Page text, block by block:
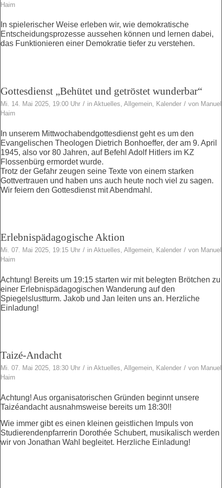
Haim
In spielerischer Weise erleben wir, wie demokratische
Entscheidungsprozesse aussehen können und lernen dabei,
das Funktionieren einer Demokratie tiefer zu verstehen.
Gottesdienst „Behütet und getröstet wunderbar“
Mi. 14. Mai 2025, 19:00 Uhr / in Aktuelles Allgemein Kalender / von Manuel
Haim
In unserem Mittwochabendgottesdienst geht es um den
Evangelischen Theologen Dietrich Bonhoeffer, der am 9. April
1945, also vor 80 Jahren, auf Befehl Adolf Hitlers im KZ
Flossenbürg ermordet wurde.
Trotz der Gefahr zeugen seine Texte von einem starken
Gottvertrauen und haben uns auch heute noch viel zu sagen.
Wir feiern den Gottesdienst mit Abendmahl.
Erlebnispädagogische Aktion
Mi. 07. Mai 2025, 19:15 Uhr / in Aktuelles, Allgemein, Kalender / von Manuel
Haim
Achtung! Bereits um 19:15 starten wir mit belegten Brötchen zu
einer Erlebnispädagogischen Wanderung auf den
Spiegelslustturm. Jakob und Jan leiten uns an. Herzliche
Einladung!
Taizé-Andacht
Mi. 07. Mai 2025, 18:30 Uhr / in Aktuelles, Allgemein, Kalender / von Manuel
Haim
Achtung! Aus organisatorischen Gründen beginnt unsere
Taizéandacht ausnahmsweise bereits um 18:30!!
Wie immer gibt es einen kleinen geistlichen Impuls von
Studierendenpfarrerin Dorothée Schubert, musikalisch werden
wir von Jonathan Wahl begleitet. Herzliche Einladung!